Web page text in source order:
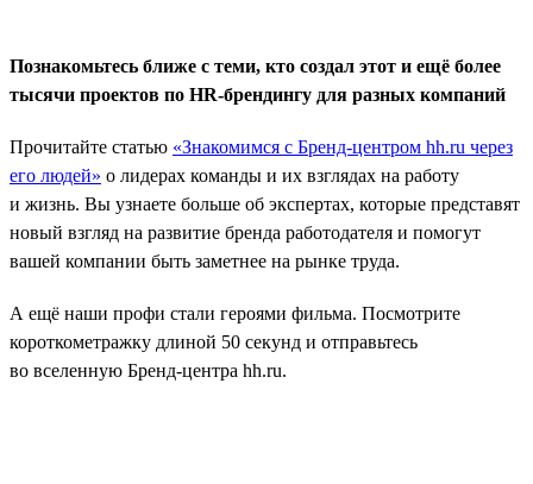
Познакомьтесь ближе с теми, кто создал этот и ещё более
тысячи проектов по HR-брендингу для разных компаний
Прочитайте статью «Знакомимся с Бренд-центром hh.ru через
его людей» о лидерах команды и их взглядах на работу
и жизнь. Вы узнаете больше об экспертах, которые представят
новый взгляд на развитие бренда работодателя и помогут
вашей компании быть заметнее на рынке труда.
А ещё наши профи стали героями фильма. Посмотрите
короткометражку длиной 50 секунд и отправьтесь
во вселенную Бренд-центра hh.ru.